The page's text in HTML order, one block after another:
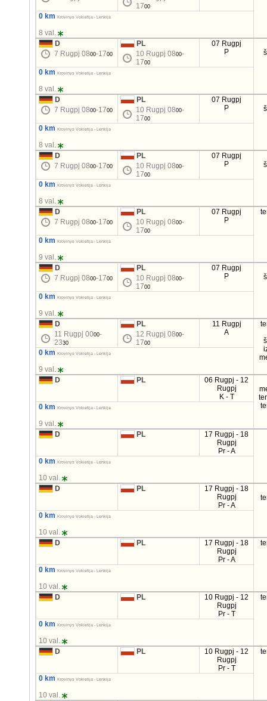
1700
0 km Krovinys Vokietija - Lenkija
8 val.
D
7 Rugpj 0800-1700
PL
10 Rugpj 0800-
1700
07 Rugpj
P
0 km Krovinys Vokietija - Lenkija
8 val.
D
7 Rugpj 0800-1700
PL
10 Rugpj 0800-
1700
07 Rugpj
P
0 km Krovinys Vokietija - Lenkija
8 val.
D
7 Rugpj 0800-1700
PL
10 Rugpj 0800-
1700
07 Rugpj
P
0 km Krovinys Vokietija - Lenkija
8 val.
D
7 Rugpj 0800-1700
PL
10 Rugpj 0800-
1700
07 Rugpj
P
0 km Krovinys Vokietija - Lenkija
9 val.
D
7 Rugpj 0800-1700
PL
10 Rugpj 0800-
1700
07 Rugpj
P
0 km Krovinys Vokietija - Lenkija
9 val.
D
11 Rugpj 0000-
2330
PL
12 Rugpj 0800-
1700
11 Rugpj
A
0 km Krovinys Vokietija - Lenkija
9 val.
D
PL
06 Rugpj - 12
Rugpj
K - T
0 km Krovinys Vokietija - Lenkija
9 val.
D
PL
17 Rugpj - 18
Rugpj
Pr - A
0 km
Krovinys Vokietija - Lenkija
10 val.
D
PL
17 Rugpj - 18
Rugpj
Pr - A
0 km Krovinys Vokietija - Lenkija
10 val.
D
PL
17 Rugpj - 18
Rugpj
Pr - A
0 km Krovinys Vokietija - Lenkija
10 val.
D
PL
10 Rugpj - 12
Rugpj
Pr - T
0 km Krovinys Vokietija - Lenkija
10 val.
D
PL
10 Rugpj - 12
Rugpj
Pr - T
0 km Krovinys Vokietija - Lenkija
10 val.